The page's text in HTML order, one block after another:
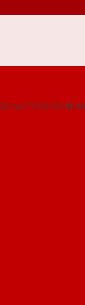
tại TP. Hồ Chí Minh